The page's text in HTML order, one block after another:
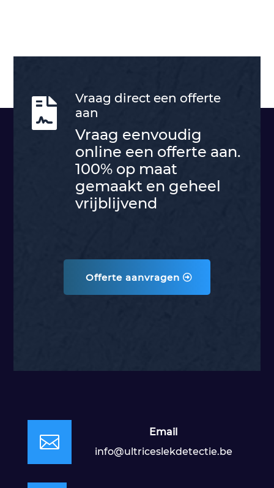

Vraag direct een offerte
aan
Vraag eenvoudig
online een offerte aan.
100% op maat
gemaakt en geheel
vrijblijvend
Offerte aanvragen

Email
info@ultriceslekdetectie.be